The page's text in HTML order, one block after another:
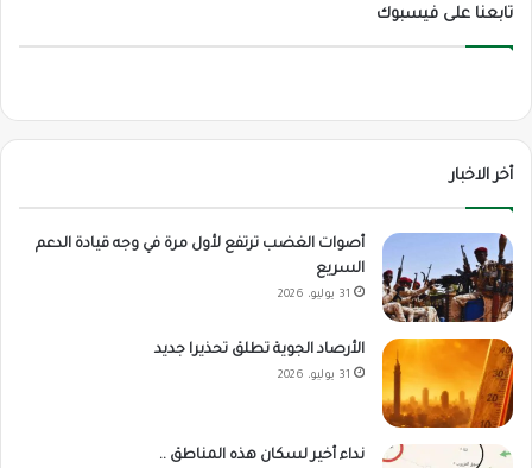
تابعنا على فيسبوك
أخر الاخبار
أصوات الغضب ترتفع لأول مرة في وجه قيادة الدعم
السريع
31 يوليو، 2026
الأرصاد الجوية تطلق تحذيرا جديد
31 يوليو، 2026
نداء أخير لسكان هذه المناطق ..